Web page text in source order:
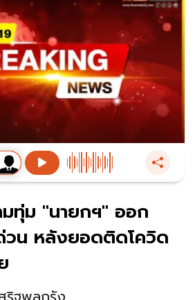
ทุ่ม "นายกฯ" ออก
น หลังยอดติดโควิด